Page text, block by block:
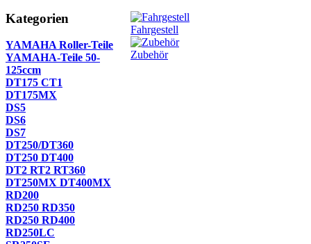
Kategorien
YAMAHA Roller-Teile
YAMAHA-Teile 50-
125ccm
DT175 CT1
DT175MX
DS5
DS6
DS7
DT250/DT360
DT250 DT400
DT2 RT2 RT360
DT250MX DT400MX
RD200
RD250 RD350
RD250 RD400
RD250LC
Fahrgestell
Zubehör